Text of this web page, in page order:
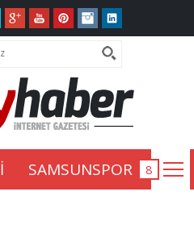
SAMSUNSPOR